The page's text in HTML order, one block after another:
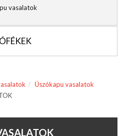
vasalatok
Úszókapu vasalatok